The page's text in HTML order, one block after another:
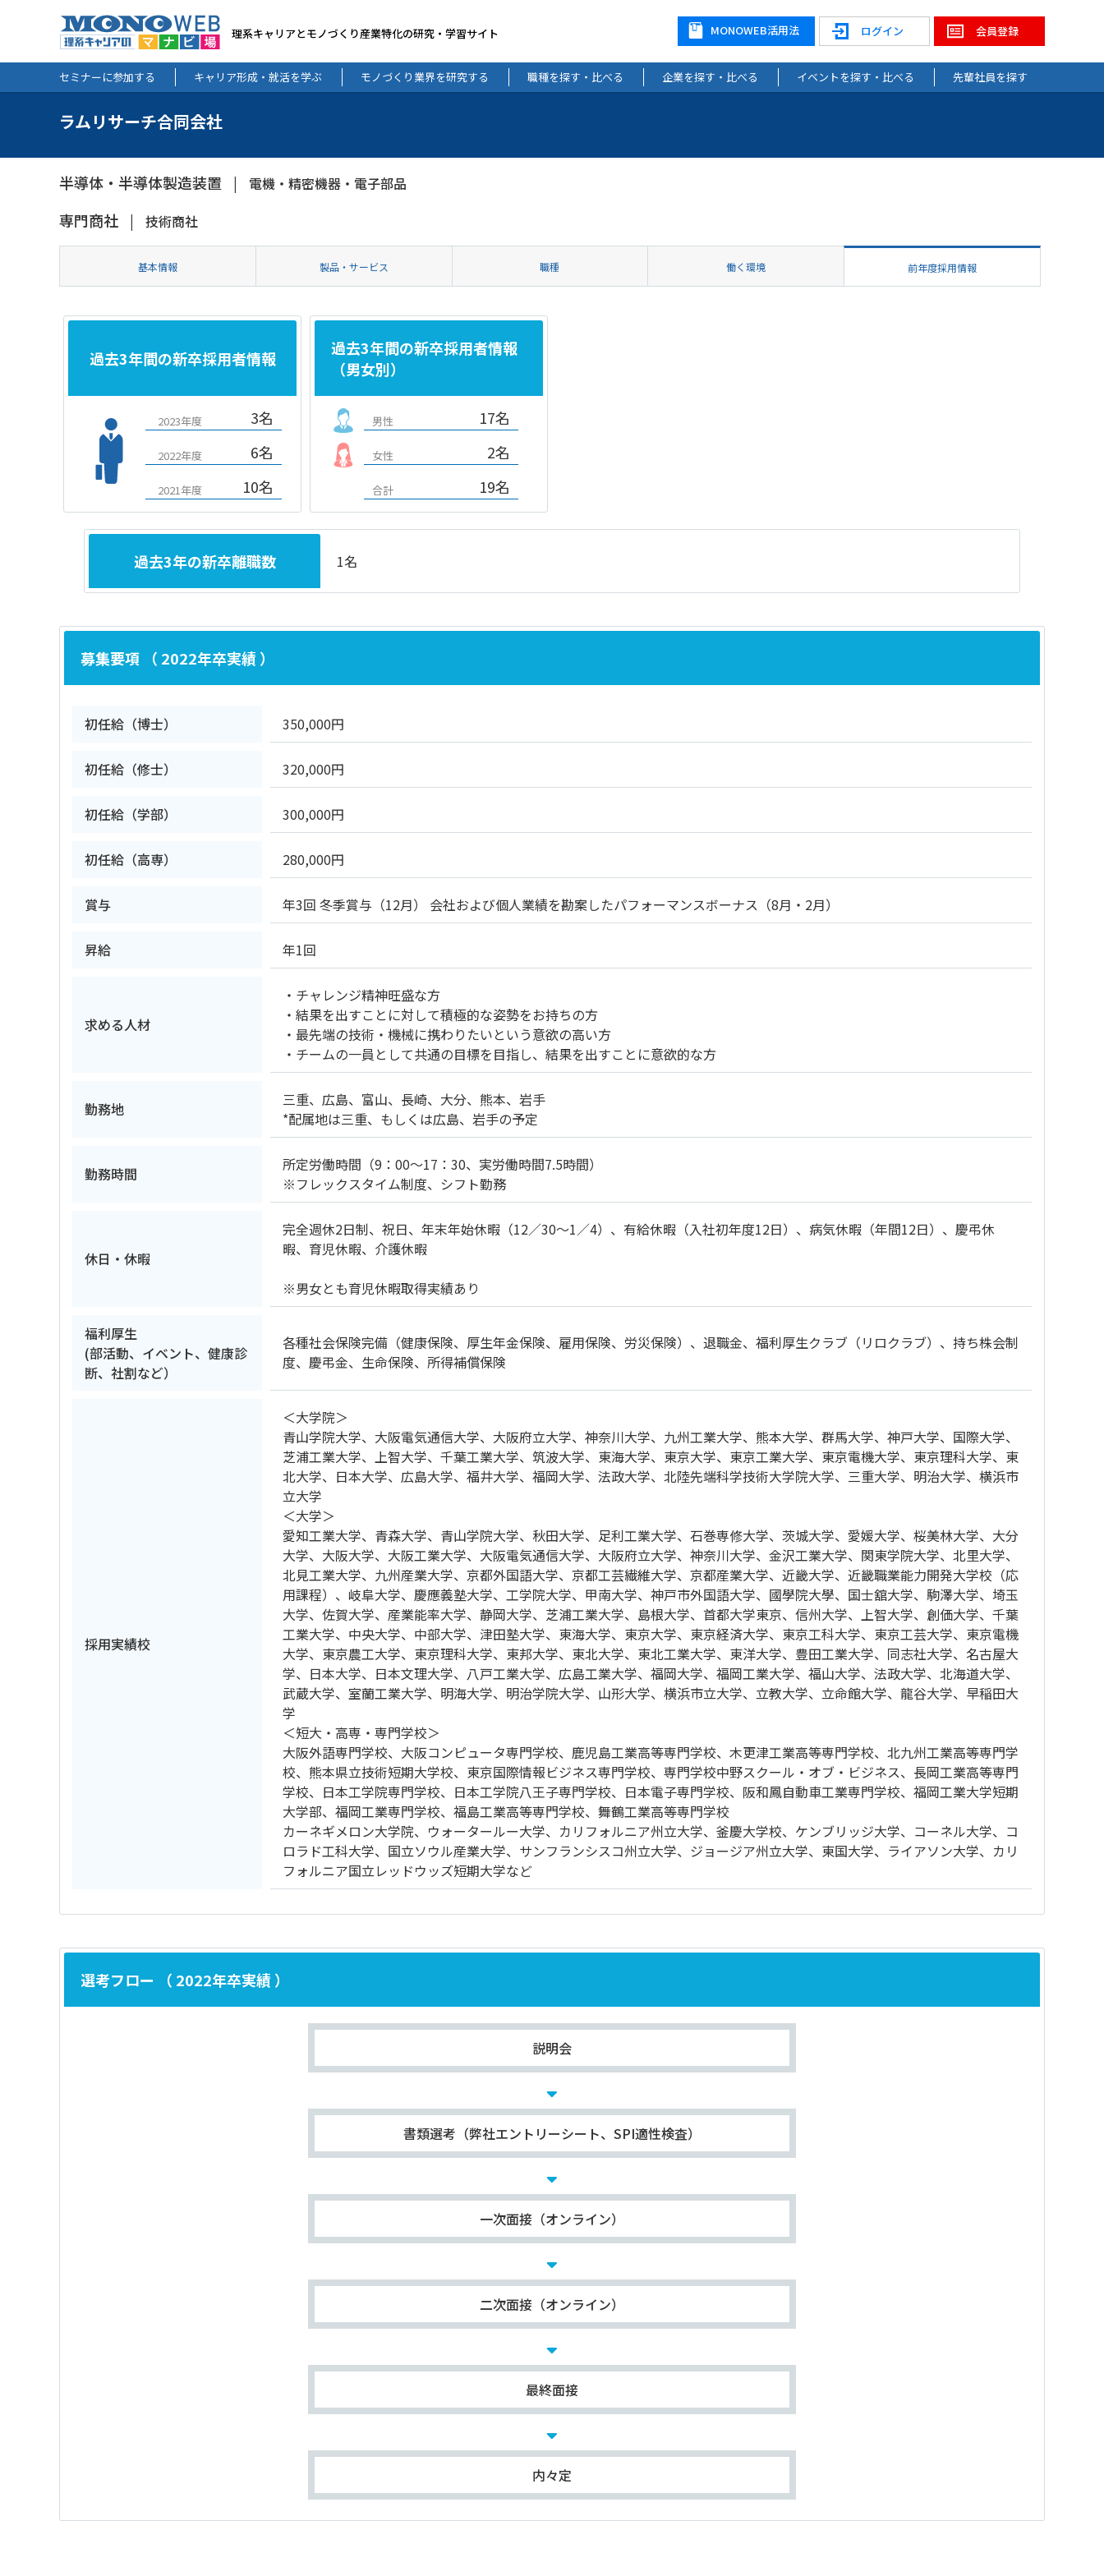
理系キャリアとモノづくり産業特化の研究・学習サイト 会員登録
ログイン
MONOWEB活用法
セミナーに参加する キャリア形成・就活を学ぶ モノづくり業界を研究する 職種を探す・比べる 企業を探す・比べる イベントを探す・比べる 先輩社員を探す
ラムリサーチ合同会社
半導体・半導体製造装置 電機・精密機器・電子部品
専門商社 技術商社
基本情報 製品・サービス 職種 働く環境 前年度採用情報
過去3年間の新卒採用者情報
2023年度 3名
2022年度 6名
2021年度 10名
過去3年間の新卒採用者情報
（男女別）
男性 17名
女性 2名
合計 19名
過去3年の新卒離職数 1名
募集要項 （ 2022年卒実績 ）
初任給（博士） 350,000円
初任給（修士） 320,000円
初任給（学部） 300,000円
初任給（高専） 280,000円
賞与 年3回 冬季賞与（12月） 会社および個人業績を勘案したパフォーマンスボーナス（8月・2月）
昇給 年1回
求める人材
・チャレンジ精神旺盛な方
・結果を出すことに対して積極的な姿勢をお持ちの方
・最先端の技術・機械に携わりたいという意欲の高い方
・チームの一員として共通の目標を目指し、結果を出すことに意欲的な方
勤務地
三重、広島、富山、長崎、大分、熊本、岩手
*配属地は三重、もしくは広島、岩手の予定
勤務時間
所定労働時間（9：00～17：30、実労働時間7.5時間）
※フレックスタイム制度、シフト勤務
休日・休暇
完全週休2日制、祝日、年末年始休暇（12／30～1／4）、有給休暇（入社初年度12日）、病気休暇（年間12日）、慶弔休
暇、育児休暇、介護休暇
※男女とも育児休暇取得実績あり
福利厚生
(部活動、イベント、健康診
断、社割など）
各種社会保険完備（健康保険、厚生年金保険、雇用保険、労災保険）、退職金、福利厚生クラブ（リロクラブ）、持ち株会制
度、慶弔金、生命保険、所得補償保険
採用実績校
＜大学院＞
青山学院大学、大阪電気通信大学、大阪府立大学、神奈川大学、九州工業大学、熊本大学、群馬大学、神戸大学、国際大学、
芝浦工業大学、上智大学、千葉工業大学、筑波大学、東海大学、東京大学、東京工業大学、東京電機大学、東京理科大学、東
北大学、日本大学、広島大学、福井大学、福岡大学、法政大学、北陸先端科学技術大学院大学、三重大学、明治大学、横浜市
立大学
＜大学＞
愛知工業大学、青森大学、青山学院大学、秋田大学、足利工業大学、石巻専修大学、茨城大学、愛媛大学、桜美林大学、大分
大学、大阪大学、大阪工業大学、大阪電気通信大学、大阪府立大学、神奈川大学、金沢工業大学、関東学院大学、北里大学、
北見工業大学、九州産業大学、京都外国語大学、京都工芸繊維大学、京都産業大学、近畿大学、近畿職業能力開発大学校（応
用課程）、岐阜大学、慶應義塾大学、工学院大学、甲南大学、神戸市外国語大学、國學院大學、国士舘大学、駒澤大学、埼玉
大学、佐賀大学、産業能率大学、静岡大学、芝浦工業大学、島根大学、首都大学東京、信州大学、上智大学、創価大学、千葉
工業大学、中央大学、中部大学、津田塾大学、東海大学、東京大学、東京経済大学、東京工科大学、東京工芸大学、東京電機
大学、東京農工大学、東京理科大学、東邦大学、東北大学、東北工業大学、東洋大学、豊田工業大学、同志社大学、名古屋大
学、日本大学、日本文理大学、八戸工業大学、広島工業大学、福岡大学、福岡工業大学、福山大学、法政大学、北海道大学、
武蔵大学、室蘭工業大学、明海大学、明治学院大学、山形大学、横浜市立大学、立教大学、立命館大学、龍谷大学、早稲田大
学
＜短大・高専・専門学校＞
大阪外語専門学校、大阪コンピュータ専門学校、鹿児島工業高等専門学校、木更津工業高等専門学校、北九州工業高等専門学
校、熊本県立技術短期大学校、東京国際情報ビジネス専門学校、専門学校中野スクール・オブ・ビジネス、長岡工業高等専門
学校、日本工学院専門学校、日本工学院八王子専門学校、日本電子専門学校、阪和鳳自動車工業専門学校、福岡工業大学短期
大学部、福岡工業専門学校、福島工業高等専門学校、舞鶴工業高等専門学校
カーネギメロン大学院、ウォータールー大学、カリフォルニア州立大学、釜慶大学校、ケンブリッジ大学、コーネル大学、コ
ロラド工科大学、国立ソウル産業大学、サンフランシスコ州立大学、ジョージア州立大学、東国大学、ライアソン大学、カリ
フォルニア国立レッドウッズ短期大学など
選考フロー （ 2022年卒実績 ）
説明会
書類選考（弊社エントリーシート、SPI適性検査）
一次面接（オンライン）
二次面接（オンライン）
最終面接
内々定